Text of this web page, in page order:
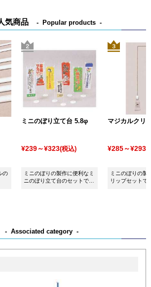
気商品 Popular products
の
ミニのぼり立て台 5.8φ
¥239～¥323(税込)
ミニのぼりの製作に便利なミ
ニのぼり立て台のセットで
マジカルクリ
¥285～¥293
ミニのぼりの製
リップセットで
Associated category